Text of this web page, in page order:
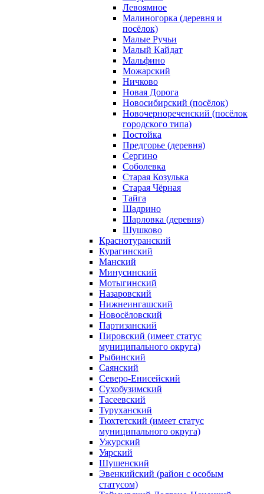
Левоямное
Малиногорка (деревня и
посёлок)
Малые Ручьи
Малый Кайдат
Мальфино
Можарский
Ничково
Новая Дорога
Новосибирский (посёлок)
Новочернореченский (посёлок
городского типа)
Постойка
Предгорье (деревня)
Сергино
Соболевка
Старая Козулька
Старая Чёрная
Тайга
Шадрино
Шарловка (деревня)
Шушково
Краснотуранский
Курагинский
Манский
Минусинский
Мотыгинский
Назаровский
Нижнеингашский
Новосёловский
Партизанский
Пировский (имеет статус
муниципального округа)
Рыбинский
Саянский
Северо‑Енисейский
Сухобузимский
Тасеевский
Туруханский
Тюхтетский (имеет статус
муниципального округа)
Ужурский
Уярский
Шушенский
Эвенкийский (район с особым
статусом)